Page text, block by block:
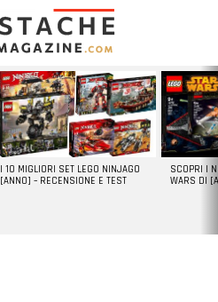
I 10 MIGLIORI SET LEGO NINJAGO
[ANNO] – RECENSIONE E TEST
SCOPRI I
WARS DI